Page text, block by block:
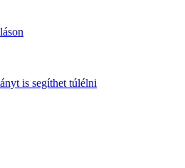
is segíthet túlélni